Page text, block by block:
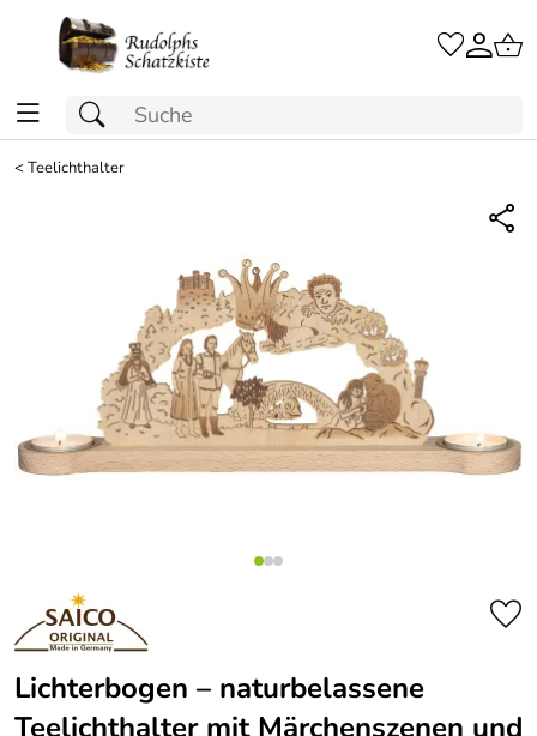
<Teelichthalter
Lichterbogen – naturbelassene
Teelichthalter mit Märchenszenen und